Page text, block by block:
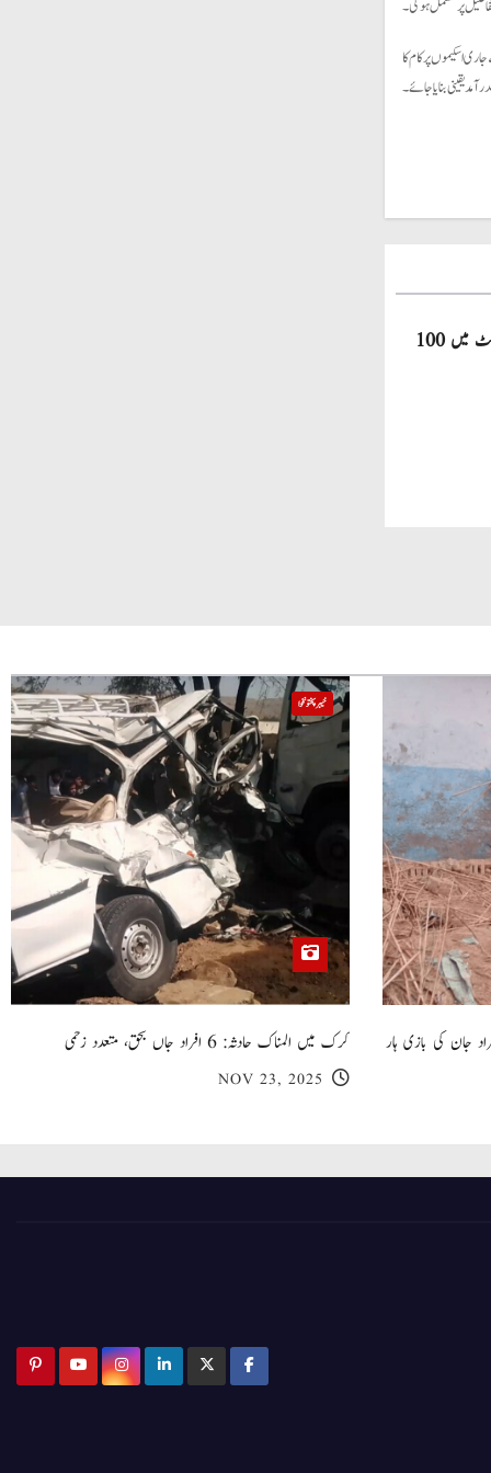
پر مشتمل ہوگی۔
اسکیموں پر کام کا
یقینی بنایا جائے۔
صاحبزادہ فرحان ایک سال میں ٹی ٹوئنٹی کرکٹ میں 100
گھر کی چھت گرنے کا سانحہ: 5 افراد جان کی بازی ہار
خیبر پختونخوا
کرک میں المناک حادثہ: 6 افراد جاں بحق، متعدد زخمی
NOV 23, 2025